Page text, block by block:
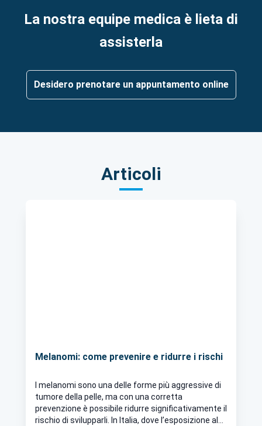
La nostra equipe medica è lieta di
assisterla
Desidero prenotare un appuntamento online
Articoli
Melanomi: come prevenire e ridurre i rischi
I melanomi sono una delle forme più aggressive di
tumore della pelle, ma con una corretta
prevenzione è possibile ridurre significativamente il
rischio di svilupparli. In Italia, dove l’esposizione al